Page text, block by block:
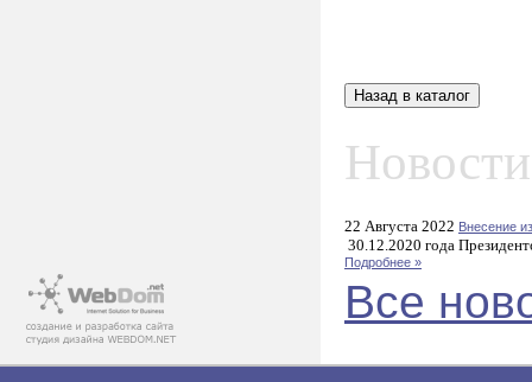
22 Августа 2022 Внесение
30.12.2020 года
Подробнее »
Все